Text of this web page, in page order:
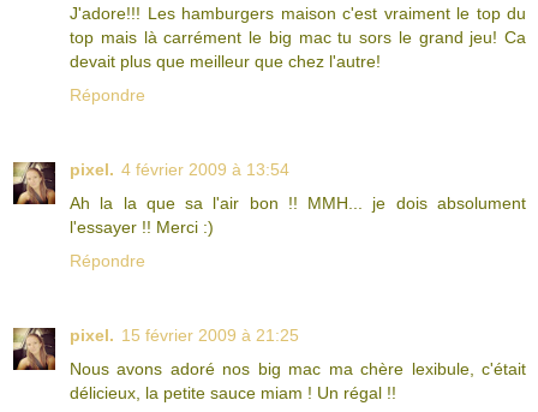
J'adore!!! Les hamburgers maison c'est vraiment le top du
top mais là carrément le big mac tu sors le grand jeu! Ca
devait plus que meilleur que chez l'autre!
Répondre
pixel. 4 février 2009 à 13:54
Ah la la que sa l'air bon !! MMH... je dois absolument
l'essayer !! Merci :)
Répondre
pixel. 15 février 2009 à 21:25
Nous avons adoré nos big mac ma chère lexibule, c'était
délicieux, la petite sauce miam ! Un régal !!